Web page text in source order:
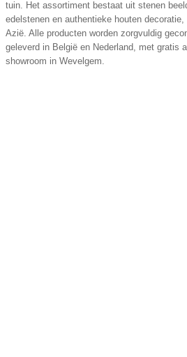
tuin. Het assortiment bestaat uit stenen
edelstenen en authentieke houten
Azië. Alle producten worden zorgvuldig
geleverd in België en Nederland, met gratis
showroom in Wevelgem.